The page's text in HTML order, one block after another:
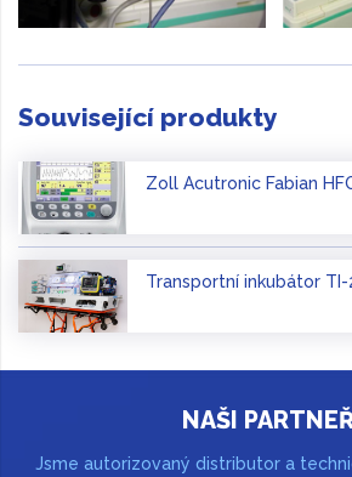
Související produkty
Zoll Acutronic Fabian
Transportní inkubátor
NAŠI
Jsme autorizovaný distributor a